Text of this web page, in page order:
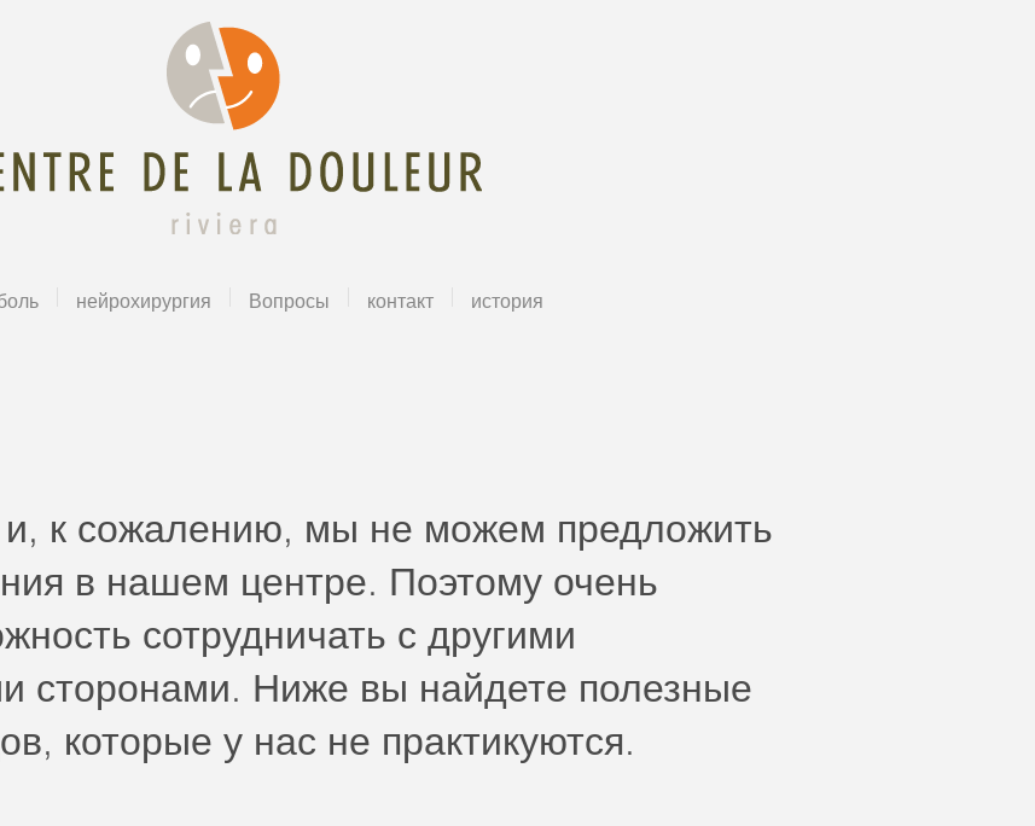
нейрохирургия Вопросы контакт история
и, к сожалению, мы не можем предложить
в нашем центре. Поэтому очень
сотрудничать с другими
сторонами. Ниже вы найдете полезные
которые у нас не практикуются.